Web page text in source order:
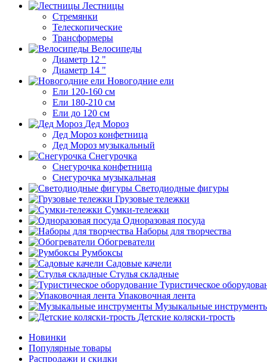
Лестницы
Стремянки
Телескопические
Трансформеры
Велосипеды
Диаметр 12 "
Диаметр 14 "
Новогодние ели
Ели 120-160 см
Ели 180-210 см
Ели до 120 см
Дед Мороз
Дед Мороз конфетница
Дед Мороз музыкальный
Снегурочка
Снегурочка конфетница
Снегурочка музыкальная
Светодиодные фигуры
Грузовые тележки
Сумки-тележки
Одноразовая посуда
Наборы для творчества
Обогреватели
Румбоксы
Садовые качели
Стулья складные
Туристическое
Упаковочная лента
Музыкальные
Детские коляски-трость
Новинки
Популярные товары
Распродажи и скидки